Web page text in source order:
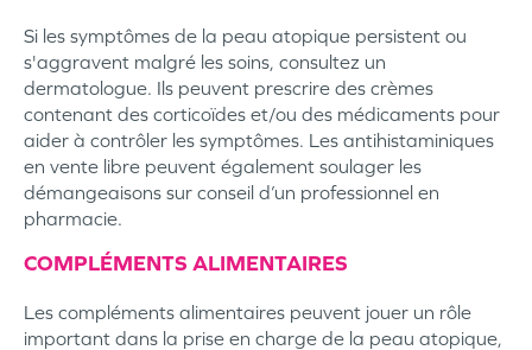
Si les symptômes de la peau atopique persistent ou
s'aggravent malgré les soins, consultez un
dermatologue. Ils peuvent prescrire des crèmes
contenant des corticoïdes et/ou des médicaments pour
aider à contrôler les symptômes. Les antihistaminiques
en vente libre peuvent également soulager les
démangeaisons sur conseil d’un professionnel en
pharmacie.
COMPLÉMENTS ALIMENTAIRES
Les compléments alimentaires peuvent jouer un rôle
important dans la prise en charge de la peau atopique,